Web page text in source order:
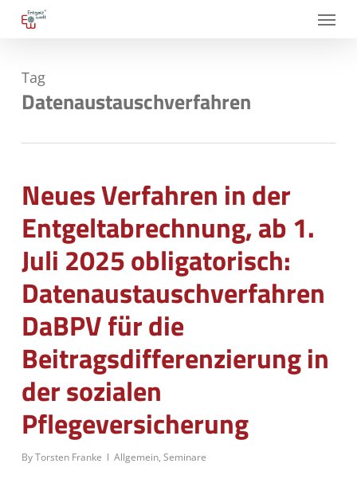
Skip
content
Menu
Tag
Datenaustauschverfahren
Neues Verfahren in der
Entgeltabrechnung, ab 1.
Juli 2025 obligatorisch:
Datenaustauschverfahren
DaBPV für die
Beitragsdifferenzierung in
der sozialen
Pflegeversicherung
ByTorsten Franke Allgemein, Seminare